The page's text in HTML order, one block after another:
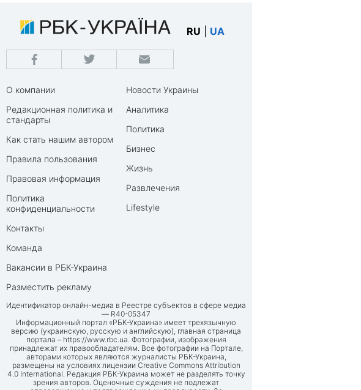
RU UA
О компании
Редакционная политика и
стандарты
Как стать нашим автором
Правила пользования
Правовая информация
Политика
конфиденциальности
Контакты
Команда
Вакансии в РБК-Украина
Разместить рекламу
Новости Украины
Аналитика
Политика
Бизнес
Жизнь
Развлечения
Lifestyle
Идентификатор онлайн-медиа в Реестре субъектов в сфере медиа
— R40-05347
Информационный портал «РБК-Украина» имеет трехязычную
версию (украинскую, русскую и английскую), главная страница
портала – https://www.rbc.ua. Фотографии, изображения
принадлежат их правообладателям. Все фотографии на Портале,
авторами которых являются журналисты РБК-Украина,
размещены на условиях лицензии Creative Commons Attribution
4.0 International. Редакция РБК-Украина может не разделять точку
зрения авторов. Оценочные суждения не подлежат